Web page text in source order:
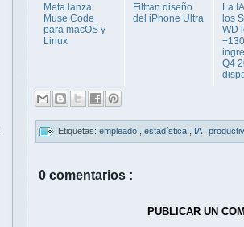
Meta lanza
Muse Code
para macOS y
Linux
Filtran diseño
del iPhone Ultra
La
los
WD
Q4
Etiquetas: empleado estadística IA
0 comentarios :
PUBLICAR UN